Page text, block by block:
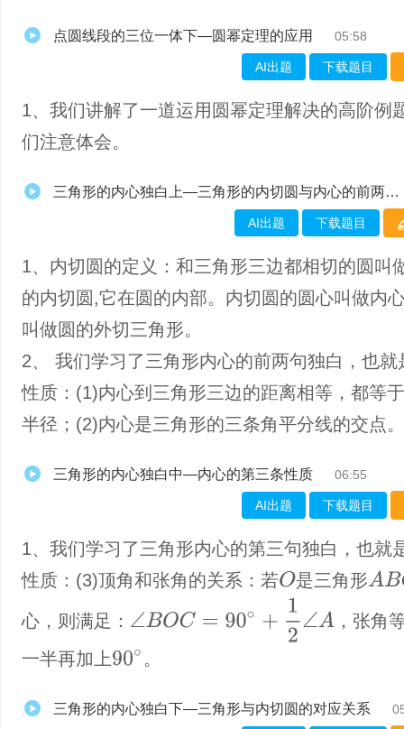
点圆线段的三位一体下—圆幂定理的应用 05:58
AI出题 下载题目
1、我们讲解了一道运用圆幂定理解决的高阶例
们注意体会。
三角形的内心独白上—三角形的内切圆与内心的前两条性质
AI出题 下载题目
1、内切圆的定义：和三角形三边都相切的圆叫
的内切圆,它在圆的内部。内切圆的圆心叫做内
叫做圆的外切三角形。
2、 我们学习了三角形内心的前两句独白，也就
性质：(1)内心到三角形三边的距离相等，都等
半径；(2)内心是三角形的三条角平分线的交点。
三角形的内心独白中—内心的第三条性质 06:55
AI出题 下载题目
1、我们学习了三角形内心的第三句独白，也就
性质：(3)顶角和张角的关系：若O 是三角形 AB C
心，则满足：
，张角
一半再加上90∘ 。
三角形的内心独白下—三角形与内切圆的对应关系